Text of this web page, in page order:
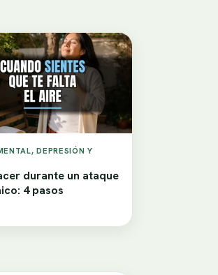
DEPRESIÓN Y
durante un ataque
4 pasos